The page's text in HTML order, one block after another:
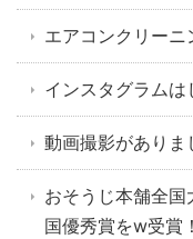
エアコンクリーニ
インスタグラムは
動画撮影がありま
おそうじ本舗全
国優秀賞をw受賞！